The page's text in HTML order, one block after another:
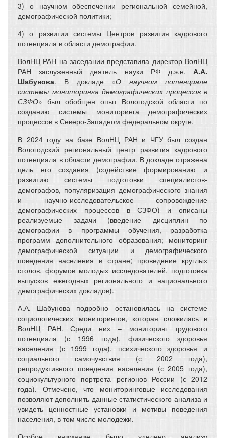
3) о научном обеспечении региональной семейной,
демографической политики;
4) о развитии системы Центров развития кадрового
потенциала в области демографии.
ВолНЦ РАН на заседании представила директор ВолНЦ
РАН заслуженный деятель науки РФ д.э.н. А.А.
Шабунова. В докладе «О научном потенциале
системы мониторинга демографических процессов в
СЗФО» был обобщен опыт Вологодской области по
созданию системы мониторинга демографических
процессов в Северо-Западном федеральном округе.
В 2024 году на базе ВолНЦ РАН и ЧГУ был создан
Вологодский региональный центр развития кадрового
потенциала в области демографии. В докладе отражена
цель его создания (содействие формированию и
развитию системы подготовки специалистов-
демографов, популяризация демографического знания
и научно-исследовательское сопровождение
демографических процессов в СЗФО) и описаны
реализуемые задачи (введение дисциплин по
демографии в программы обучения, разработка
программ дополнительного образования; мониторинг
демографической ситуации и демографического
поведения населения в стране; проведение круглых
столов, форумов молодых исследователей, подготовка
выпусков ежегодных регионального и национального
демографических докладов).
А.А. Шабунова подробно остановилась на системе
социологических мониторингов, которая сложилась в
ВолНЦ РАН. Среди них – мониторинг трудового
потенциала (с 1996 года), физического здоровья
населения (с 1999 года), психического здоровья и
социального самочувствия (с 2002 года),
репродуктивного поведения населения (с 2005 года),
социокультурного портрета регионов России (с 2012
года). Отмечено, что мониторинговые исследования
позволяют дополнить данные статистического анализа и
увидеть ценностные установки и мотивы поведения
населения, в том числе молодежи.